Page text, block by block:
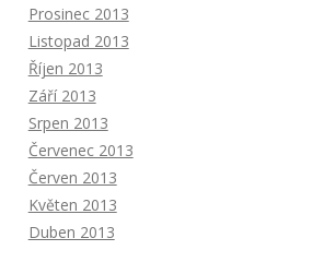
Prosinec 2013
Listopad 2013
Říjen 2013
Září 2013
Srpen 2013
Červenec 2013
Červen 2013
Květen 2013
Duben 2013